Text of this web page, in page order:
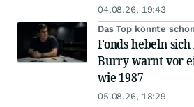
04.08.26, 19:43
Das Top könnte
Fonds hebeln
Burry warnt vor
wie 1987
05.08.26, 18:29